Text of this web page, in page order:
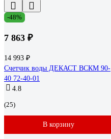
-48%
7 863 ₽
14 993 ₽
Счетчик воды ДЕКАСТ ВСКМ 90-
40 72-40-01
4.8
(25)
В корзину